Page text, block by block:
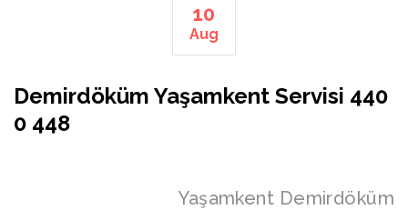
10
Aug
Demirdöküm Yaşamkent Servisi 440
0 448
Yaşamkent Demirdöküm